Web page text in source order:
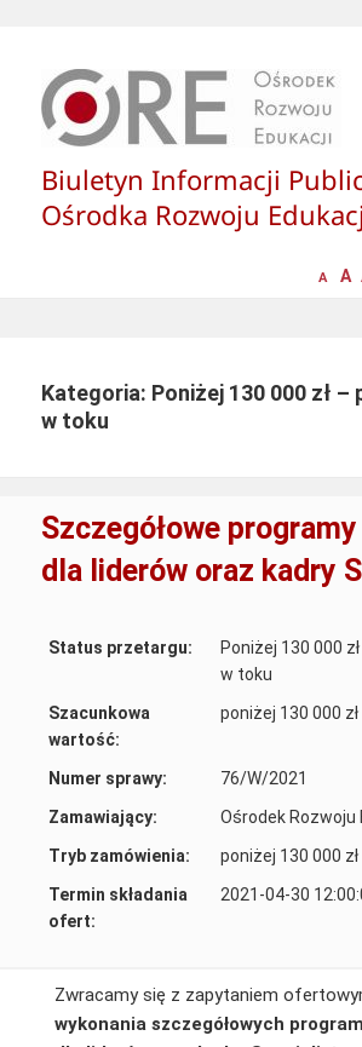
Biuletyn Informacji
Ośrodka Rozwoju
A A
Kategoria: Poniżej 130 000 zł –
w toku
Szczegółowe
dla liderów oraz kadry
Status przetargu:
Poniżej 130 000
w toku
Szacunkowa
wartość:
poniżej 130 000 zł
Numer sprawy:
76/W/2021
Zamawiający:
Ośrodek Rozwoju
Tryb zamówienia:
poniżej 130 000 zł
Termin składania
ofert:
2021-04-30
Zwracamy się z zapytaniem
wykonania szczegółowych